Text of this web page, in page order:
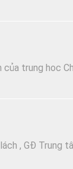
trung hoc
, GĐ Trung